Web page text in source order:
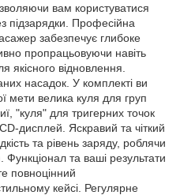
вам користуватися
підзарядки. Професійна
забезпечує глибоке
пропрацьовуючи навіть
відновлення.
насадок. У комплекті ви
мети велика куля для груп
"куля" для тригерних точок
дисплей. Яскравий та чіткий
та рівень заряду, роблячи
та ваші результати
повноцінний
кейсі. Регулярне